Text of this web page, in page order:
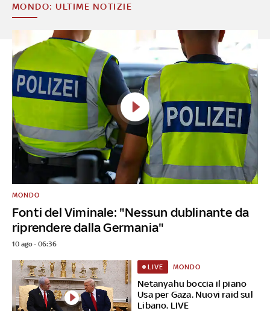
MONDO: ULTIME NOTIZIE
Fonti del Viminale: "Nessun dublinante da
riprendere dalla Germania"
MONDO
10 ago - 06:36
Netanyahu boccia il piano
Usa per Gaza. Nuovi raid sul
Libano. LIVE
LIVE MONDO